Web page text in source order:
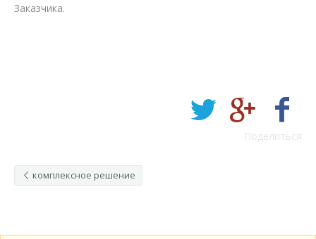
Заказчика.
Поделиться
комплексное решение